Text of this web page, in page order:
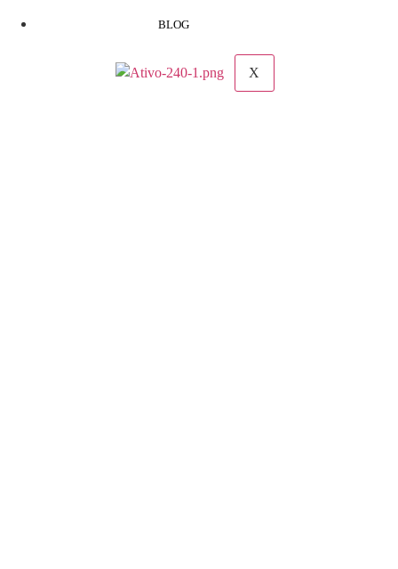
BLOG
X